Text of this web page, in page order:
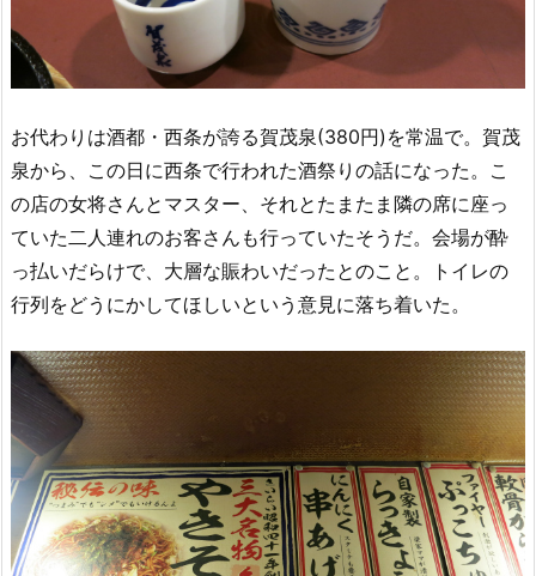
お代わりは酒都・西条が誇る賀茂泉(380円)を常温で。賀茂
泉から、この日に西条で行われた酒祭りの話になった。こ
の店の女将さんとマスター、それとたまたま隣の席に座っ
ていた二人連れのお客さんも行っていたそうだ。会場が酔
っ払いだらけで、大層な賑わいだったとのこと。トイレの
行列をどうにかしてほしいという意見に落ち着いた。